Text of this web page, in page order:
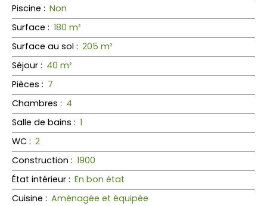
Piscine : Non
Surface : 180 m²
Surface au sol : 205 m²
Séjour : 40 m²
Pièces : 7
Chambres : 4
Salle de bains : 1
WC : 2
Construction : 1900
État intérieur : En bon état
Cuisine : Aménagée et équipée